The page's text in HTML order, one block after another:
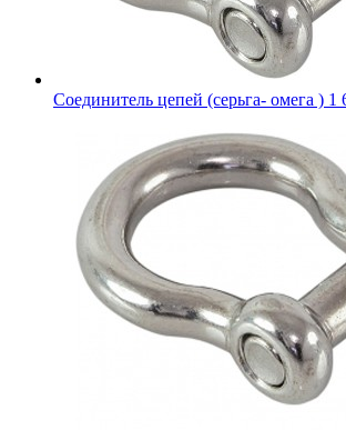
Соединитель цепей (серьга- омега ) 1